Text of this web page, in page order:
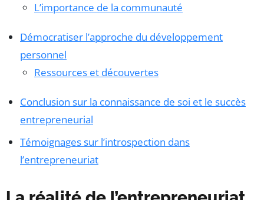
L’importance de la communauté
Démocratiser l’approche du développement
personnel
Ressources et découvertes
Conclusion sur la connaissance de soi et le succès
entrepreneurial
Témoignages sur l’introspection dans
l’entrepreneuriat